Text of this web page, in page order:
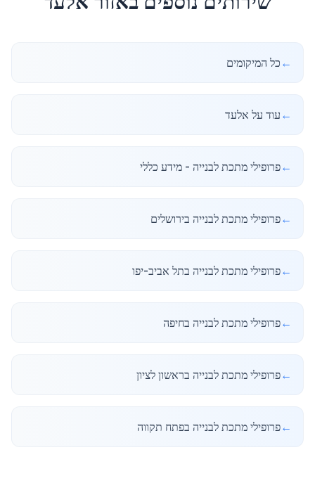
← כל המיקומים
← עוד על אלעד
←פרופילי מתכת לבנייה - מידע כללי
←פרופילי מתכת לבנייה בירושלים
←פרופילי מתכת לבנייה בתל אביב-יפו
←פרופילי מתכת לבנייה בחיפה
←פרופילי מתכת לבנייה בראשון לציון
←פרופילי מתכת לבנייה בפתח תקווה